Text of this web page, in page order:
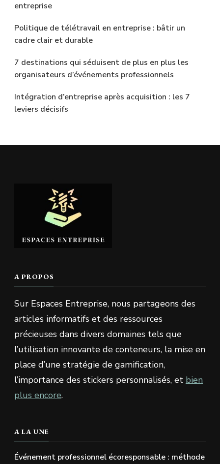
entreprise
Politique de télétravail en entreprise : bâtir un
cadre clair et durable
7 destinations qui séduisent de plus en plus les
organisateurs d’événements professionnels
Intégration d’entreprise après acquisition : les 7
leviers décisifs
A PROPOS
Sur Espaces Entreprise, nous partageons des
articles informatifs et des ressources
précieuses dans divers domaines tels que
l’utilisation innovante de conteneurs, la mise en
place d’une stratégie de gamification,
l’importance des stickers personnalisés, et bien
plus encore.
A LA UNE
Événement professionnel écoresponsable : méthode